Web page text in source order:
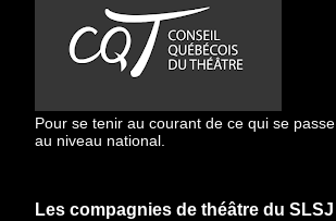
Pour se tenir au courant de ce qui se passe
au niveau national.
Les compagnies de théâtre du SLSJ